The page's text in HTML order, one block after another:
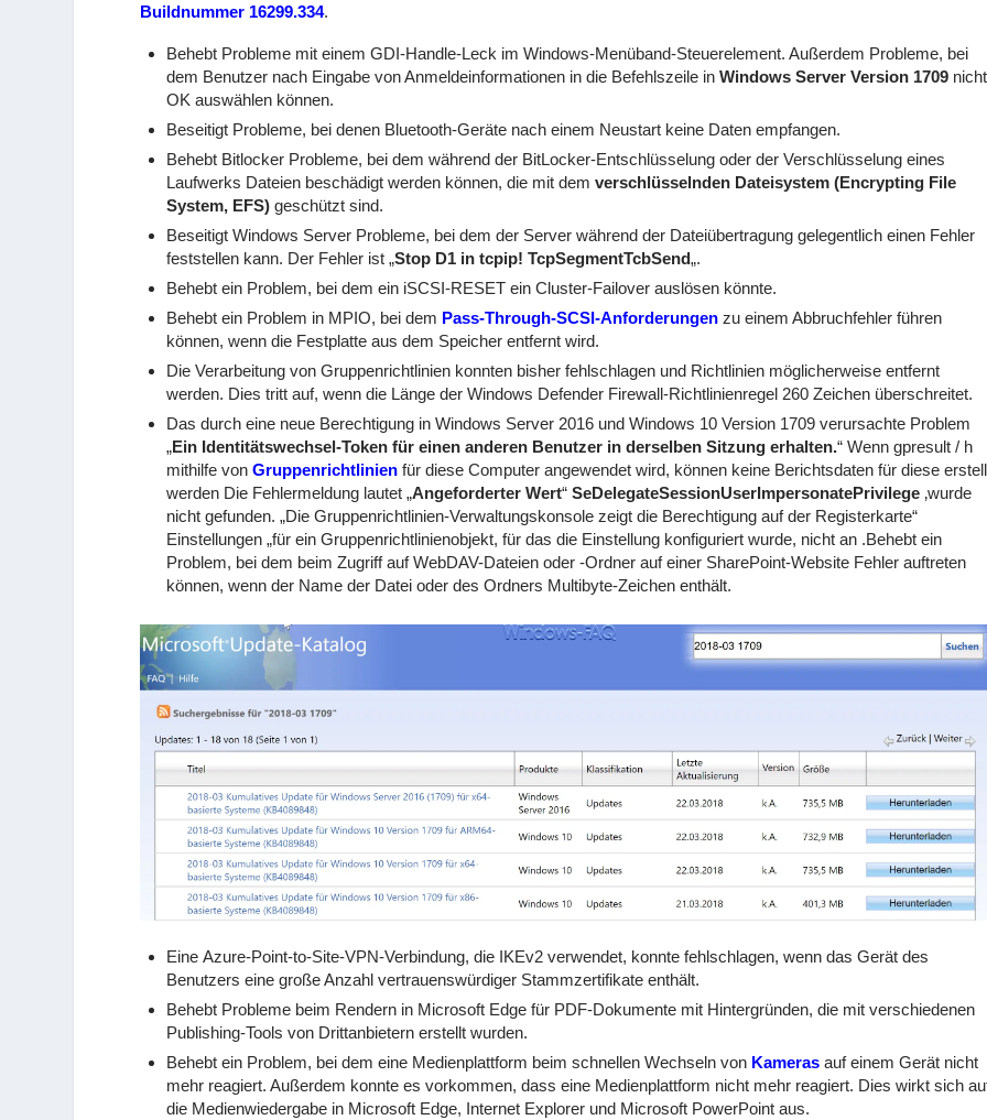
Buildnummer 16299.334.
Behebt Probleme mit einem GDI-Handle-Leck im Windows-Menüband-Steuerelement. Außerdem Probleme, bei
dem Benutzer nach Eingabe von Anmeldeinformationen in die Befehlszeile inWindows Server Version 1709 nicht
OK auswählen können.
Beseitigt Probleme, bei denen Bluetooth-Geräte nach einem Neustart keine Daten empfangen.
Behebt Bitlocker Probleme, bei dem während der BitLocker-Entschlüsselung oder der Verschlüsselung eines
Laufwerks Dateien beschädigt werden können, die mit demverschlüsselnden Dateisystem (Encrypting File
System, EFS) geschützt sind.
Beseitigt Windows Server Probleme, bei dem der Server während der Dateiübertragung gelegentlich einen Fehler
feststellen kann. Der Fehler ist „Stop D1 in tcpip! TcpSegmentTcbSend„.
Behebt ein Problem, bei dem ein iSCSI-RESET ein Cluster-Failover auslösen könnte.
Behebt ein Problem in MPIO, bei dem Pass-Through-SCSI-Anforderungen zu einem Abbruchfehler führen
können, wenn die Festplatte aus dem Speicher entfernt wird.
Die Verarbeitung von Gruppenrichtlinien konnten bisher fehlschlagen und Richtlinien möglicherweise entfernt
werden. Dies tritt auf, wenn die Länge der Windows Defender Firewall-Richtlinienregel 260 Zeichen überschreitet.
Das durch eine neue Berechtigung in Windows Server 2016 und Windows 10 Version 1709 verursachte Problem
„Ein Identitätswechsel-Token für einen anderen Benutzer in derselben Sitzung erhalten.“ Wenn gpresult / h
mithilfe vonGruppenrichtlinien für diese Computer angewendet wird, können keine Berichtsdaten für diese
werden Die Fehlermeldung lautet „Angeforderter Wert“SeDelegateSessionUserImpersonatePrivilege ‚wurde
nicht gefunden. „Die Gruppenrichtlinien-Verwaltungskonsole zeigt die Berechtigung auf der Registerkarte“
Einstellungen „für ein Gruppenrichtlinienobjekt, für das die Einstellung konfiguriert wurde, nicht an .Behebt ein
Problem, bei dem beim Zugriff auf WebDAV-Dateien oder -Ordner auf einer SharePoint-Website Fehler auftreten
können, wenn der Name der Datei oder des Ordners Multibyte-Zeichen enthält.
Eine Azure-Point-to-Site-VPN-Verbindung, die IKEv2 verwendet, konnte fehlschlagen, wenn das Gerät des
Benutzers eine große Anzahl vertrauenswürdiger Stammzertifikate enthält.
Behebt Probleme beim Rendern in Microsoft Edge für PDF-Dokumente mit Hintergründen, die mit verschiedenen
Publishing-Tools von Drittanbietern erstellt wurden.
Behebt ein Problem, bei dem eine Medienplattform beim schnellen Wechseln von Kameras auf einem Gerät nicht
mehr reagiert. Außerdem konnte es vorkommen, dass eine Medienplattform nicht mehr reagiert. Dies wirkt sich
die Medienwiedergabe in Microsoft Edge, Internet Explorer und Microsoft PowerPoint aus.